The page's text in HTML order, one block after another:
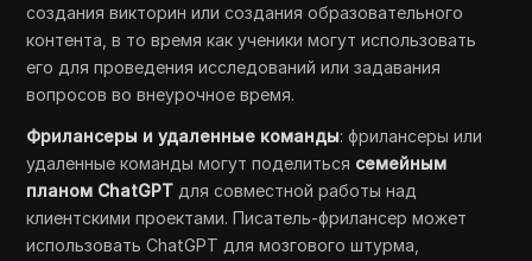
создания викторин или создания образовательного
контента, в то время как ученики могут использовать
его для проведения исследований или задавания
вопросов во внеурочное время.
Фрилансеры и удаленные команды: фрилансеры или
удаленные команды могут поделиться семейным
планом ChatGPT для совместной работы над
клиентскими проектами. Писатель-фрилансер может
использовать ChatGPT для мозгового штурма,